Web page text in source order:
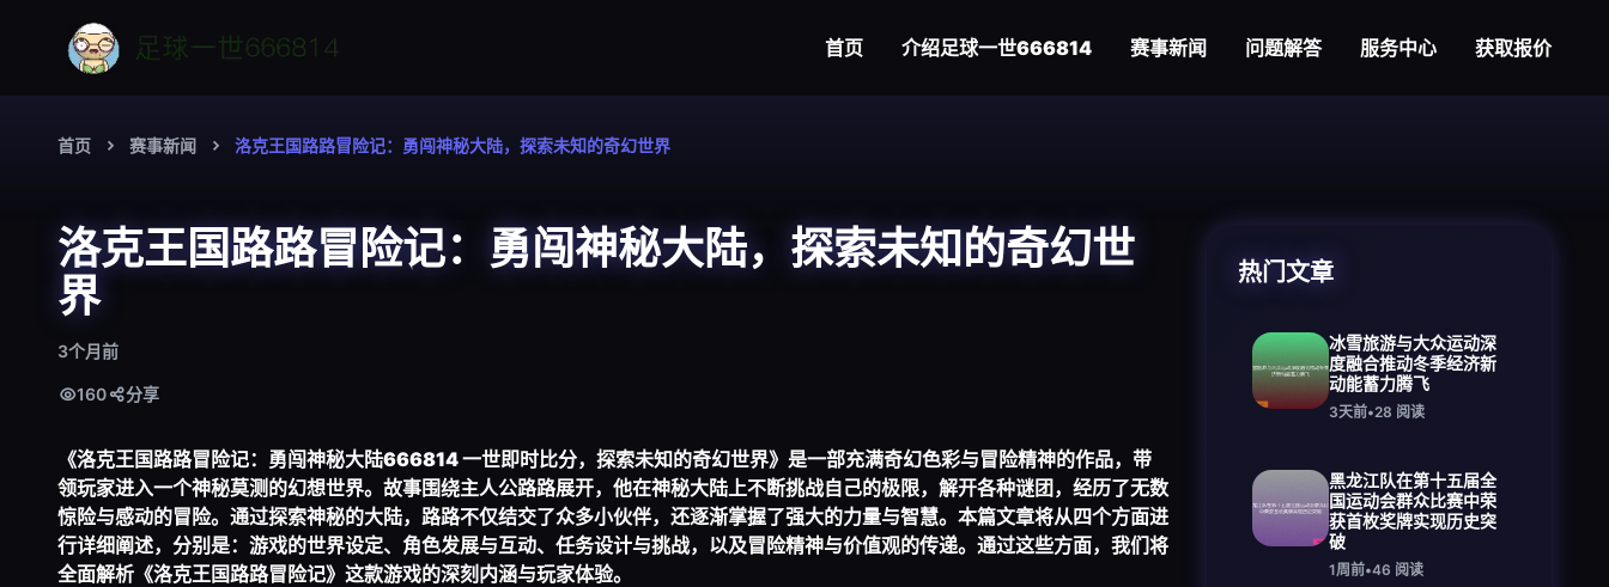
首页 介绍足球一世666814 赛事新闻 问题解答 服务中心 获取报价
首页 赛事新闻 洛克王国路路冒险记：勇闯神秘大陆，探索未知的奇幻世界
洛克王国路路冒险记：勇闯神秘大陆，探索未知的奇幻世
界
3个月前
160 分享
《洛克王国路路冒险记：勇闯神秘大陆666814 一世即时比分，探索未知的奇幻世界》是一部充满奇幻色彩与冒险精神的作品，带
领玩家进入一个神秘莫测的幻想世界。故事围绕主人公路路展开，他在神秘大陆上不断挑战自己的极限，解开各种谜团，经历了无数
惊险与感动的冒险。通过探索神秘的大陆，路路不仅结交了众多小伙伴，还逐渐掌握了强大的力量与智慧。本篇文章将从四个方面进
行详细阐述，分别是：游戏的世界设定、角色发展与互动、任务设计与挑战，以及冒险精神与价值观的传递。通过这些方面，我们将
全面解析《洛克王国路路冒险记》这款游戏的深刻内涵与玩家体验。
热门文章
冰雪旅游与大众运动深
度融合推动冬季经济新
动能蓄力腾飞
3天前•28 阅读
黑龙江队在第十五届全
国运动会群众比赛中荣
获首枚奖牌实现历史突
破
1周前•46 阅读